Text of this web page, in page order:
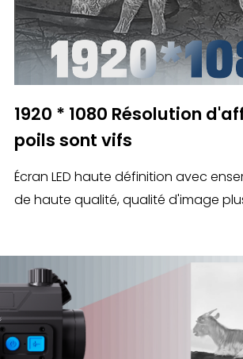
1920 * 1080 Résolution
poils sont vifs
Écran LED haute définition avec
de haute qualité, qualité d'image